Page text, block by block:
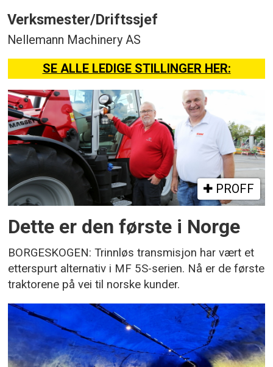
Verksmester/Driftssjef
Nellemann Machinery AS
SE ALLE LEDIGE STILLINGER HER:
PROFF
Dette er den første i Norge
BORGESKOGEN: Trinnløs transmisjon har vært et
etterspurt alternativ i MF 5S-serien. Nå er de første
traktorene på vei til norske kunder.